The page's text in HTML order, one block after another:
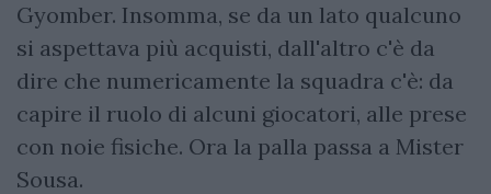
Gyomber. Insomma, se da un lato qualcuno
si aspettava più acquisti, dall'altro c'è da
dire che numericamente la squadra c'è: da
capire il ruolo di alcuni giocatori, alle prese
con noie fisiche. Ora la palla passa a Mister
Sousa.